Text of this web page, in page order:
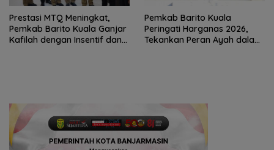
Prestasi MTQ Meningkat,
Pemkab Barito Kuala Ganjar
Kafilah dengan Insentif dan
Pemkab Barito Kuala
Peringati Harganas 2026,
Tekankan Peran Ayah dalam